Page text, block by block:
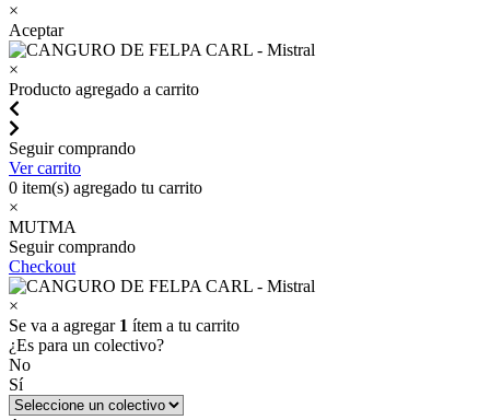
×
Aceptar
×
Producto agregado a carrito
Seguir comprando
Ver carrito
0 item(s) agregado tu carrito
×
MUTMA
Seguir comprando
Checkout
×
Se va a agregar 1 ítem a tu carrito
¿Es para un colectivo?
No
Sí